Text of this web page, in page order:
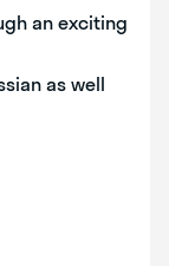
an exciting
as well